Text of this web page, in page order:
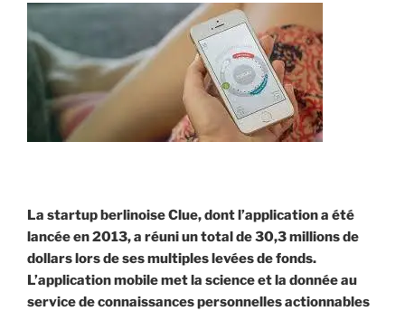
É
L
La startup berlinoise Clue, dont l’application a été
lancée en 2013, a réuni un total de 30,3 millions de
dollars lors de ses multiples levées de fonds.
L’application mobile met la science et la donnée au
service de connaissances personnelles actionnables